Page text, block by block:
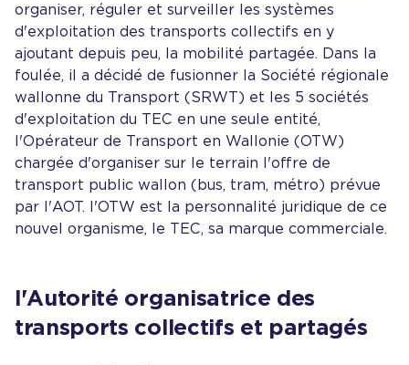
organiser, réguler et surveiller les systèmes
d'exploitation des transports collectifs en y
ajoutant depuis peu, la mobilité partagée. Dans la
foulée, il a décidé de fusionner la Société régionale
wallonne du Transport (SRWT) et les 5 sociétés
d'exploitation du TEC en une seule entité,
l'Opérateur de Transport en Wallonie (OTW)
chargée d'organiser sur le terrain l'offre de
transport public wallon (bus, tram, métro) prévue
par l'AOT. l'OTW est la personnalité juridique de ce
nouvel organisme, le TEC, sa marque commerciale.
l'Autorité organisatrice des
transports collectifs et partagés